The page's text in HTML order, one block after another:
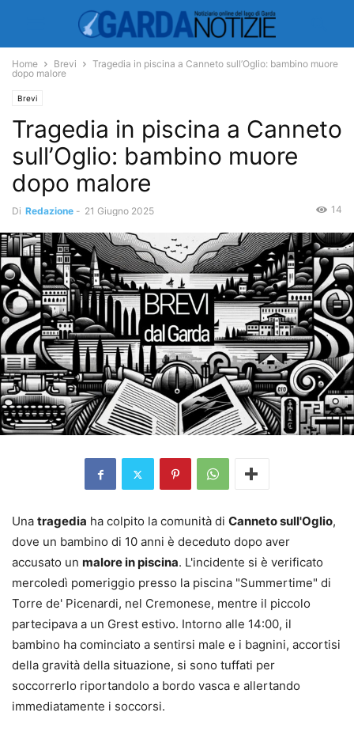
Home Brevi
Tragedia in piscina a Canneto sull’Oglio: bambino muore
dopo malore
Brevi
Tragedia in piscina a Canneto
sull’Oglio: bambino muore
dopo malore
Di Redazione - 21 Giugno 2025 14
Una tragedia ha colpito la comunità di Canneto sull'Oglio,
dove un bambino di 10 anni è deceduto dopo aver
accusato un malore in piscina. L'incidente si è verificato
mercoledì pomeriggio presso la piscina "Summertime" di
Torre de' Picenardi, nel Cremonese, mentre il piccolo
partecipava a un Grest estivo. Intorno alle 14:00, il
bambino ha cominciato a sentirsi male e i bagnini, accortisi
della gravità della situazione, si sono tuffati per
soccorrerlo riportandolo a bordo vasca e allertando
immediatamente i soccorsi.